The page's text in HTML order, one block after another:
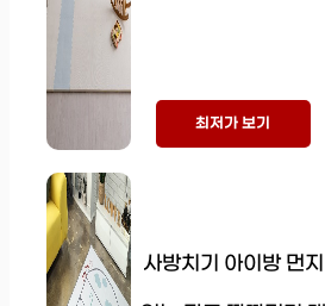
최저가 보기
사방치기 아이방 먼지